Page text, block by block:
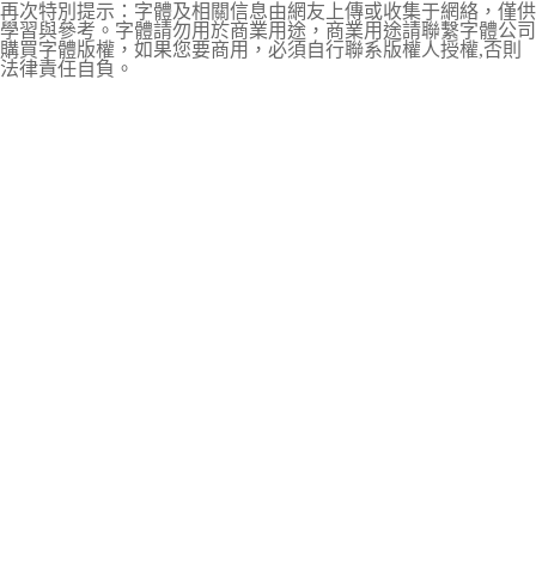
再次特別提示：字體及相關信息由網友上傳或收集于網絡，僅供
學習與參考。字體請勿用於商業用途，商業用途請聯繫字體公司
購買字體版權，如果您要商用，必須自行聯系版權人授權,否則
法律責任自負。